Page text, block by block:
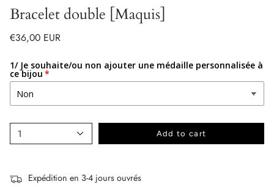
Bracelet double [Maquis]
€36,00 EUR
1/ Je souhaite/ou non ajouter une médaille personnalisée à
ce bijou
1 Add to cart
Expédition en 3-4 jours ouvrés